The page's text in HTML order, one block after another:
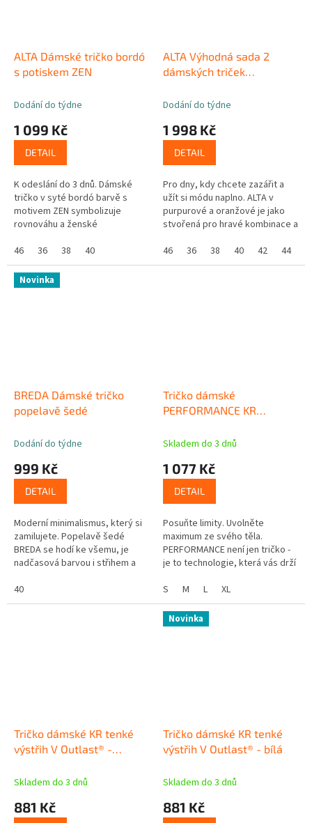
ALTA Dámské tričko bordó
s potiskem ZEN
Dodání do týdne
1 099 Kč
DETAIL
K odeslání do 3 dnů. Dámské
tričko v syté bordó barvě s
motivem ZEN symbolizuje
rovnováhu a ženské
řady Zdravá města okouzlí
hlubokým odstínem který...
46 36 38 40
ALTA Výhodná sada 2
dámských triček
Dodání do týdne
1 998 Kč
DETAIL
Pro dny, kdy chcete zazářit a
užít si módu naplno. ALTA v
purpurové a oranžové je jako
stvořená pro hravé kombinace a
náladu. CityZen technologie...
46 36 38 40 42 44
Novinka
BREDA Dámské tričko
popelavě šedé
Dodání do týdne
999 Kč
DETAIL
Moderní minimalismus, který si
zamilujete. Popelavě šedé
BREDA se hodí ke všemu, je
nadčasová barvou i střihem a
jede na plné obrátky a vy...
40
Tričko dámské
PERFORMANCE KR
Skladem do 3 dnů
1 077 Kč
DETAIL
Posuňte limity. Uvolněte
maximum ze svého těla.
PERFORMANCE není jen tričko -
je to technologie, která vás drží
dokonalou svobodu pohybu a...
S M L XL
Tričko dámské KR tenké
výstřih V Outlast® -
Skladem do 3 dnů
881 Kč
Novinka
Tričko dámské KR tenké
výstřih V Outlast® - bílá
Skladem do 3 dnů
881 Kč